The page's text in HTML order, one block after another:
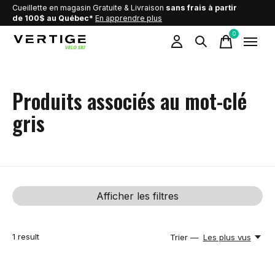
Cueillette en magasin Gratuite & Livraison sans frais à partir
de 100$ au Québec* En apprendre plus
0items
Produits associés au mot-clé
gris
Afficher les filtres
1 result Trier — Les plus vus